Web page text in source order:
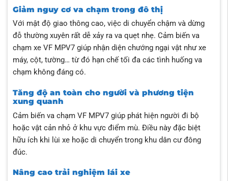
Giảm nguy cơ va chạm trong đô thị
Với mật độ giao thông cao, việc di chuyển chậm và dừng
đỗ thường xuyên rất dễ xảy ra va quẹt nhẹ. Cảm biến va
chạm xe VF MPV7 giúp nhận diện chướng ngại vật như xe
máy, cột, tường… từ đó hạn chế tối đa các tình huống va
chạm không đáng có.
Tăng độ an toàn cho người và phương tiện
xung quanh
Cảm biến va chạm VF MPV7 giúp phát hiện người đi bộ
hoặc vật cản nhỏ ở khu vực điểm mù. Điều này đặc biệt
hữu ích khi lùi xe hoặc di chuyển trong khu dân cư đông
đúc.
Nâng cao trải nghiệm lái xe